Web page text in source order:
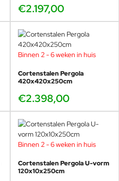
€2.197,00
Binnen 2 - 6 weken in huis
Cortenstalen Pergola
420x420x250cm
€2.398,00
Binnen 2 - 6 weken in huis
Cortenstalen Pergola U-vorm
120x10x250cm